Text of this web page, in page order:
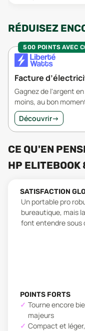
RÉDUISEZ
500 POINTS AVEC
Facture
Gagnez de l'argent
moins, au bon
Découvrir→
CE QU'EN
HP
SATISFACTION
Un portable pro
bureautique, mais
font entendre sous
POINTS FORTS
Tourne encore
majeurs
Compact et